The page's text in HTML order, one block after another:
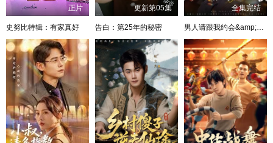
正片
史努比特辑：有家真好
更新第05集
告白：第25年的秘密
全集完结
男人请跟我约会&amp;当我决定凭实力单身